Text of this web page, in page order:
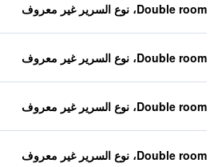
Double room، نوع السرير غير معروف
Double room، نوع السرير غير معروف
Double room، نوع السرير غير معروف
Double room، نوع السرير غير معروف